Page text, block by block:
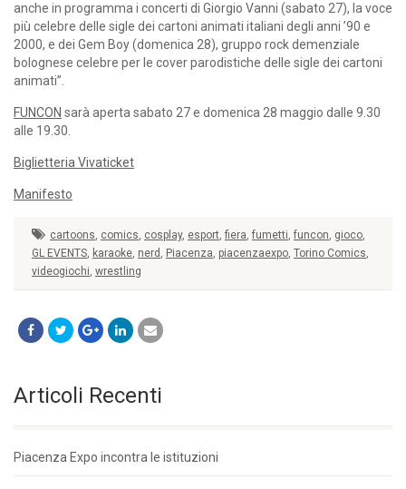
anche in programma i concerti di Giorgio Vanni (sabato 27), la voce
più celebre delle sigle dei cartoni animati italiani degli anni ’90 e
2000, e dei Gem Boy (domenica 28), gruppo rock demenziale
bolognese celebre per le cover parodistiche delle sigle dei cartoni
animati”.
FUNCON sarà aperta sabato 27 e domenica 28 maggio dalle 9.30
alle 19.30.
Biglietteria Vivaticket
Manifesto
cartoons, comics, cosplay, esport, fiera, fumetti, funcon, gioco,
GL EVENTS, karaoke, nerd , Piacenza, piacenzaexpo, Torino Comics,
videogiochi, wrestling
Articoli Recenti
Piacenza Expo incontra le istituzioni